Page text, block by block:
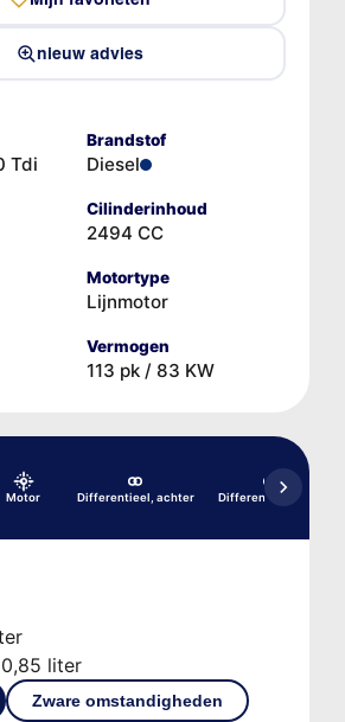
nieuw advies
Tdi
Brandstof
Diesel
Cilinderinhoud
2494 CC
Motortype
Lijnmotor
Vermogen
113 pk / 83 KW
Motor Differentieel, achter Differentieel, voor
liter
Zware omstandigheden